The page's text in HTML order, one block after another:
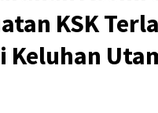
KSK
Keluhan